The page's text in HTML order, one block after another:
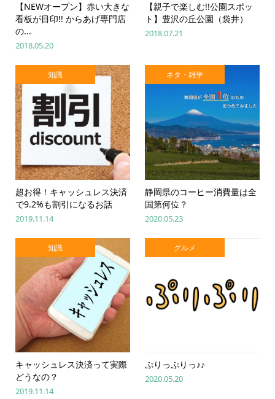
【NEWオープン】赤い大きな
看板が目印!! からあげ専門店
の...
2018.05.20
【親子で楽しむ!!公園スポッ
ト】豊沢の丘公園（袋井）
2018.07.21
知識
超お得！キャッシュレス決済
で9.2%も割引になるお話
2019.11.14
ネタ・雑学
静岡県のコーヒー消費量は全
国第何位？
2020.05.23
知識
キャッシュレス決済って実際
どうなの？
2019.11.14
グルメ
ぷりっぷりっ♪♪
2020.05.20